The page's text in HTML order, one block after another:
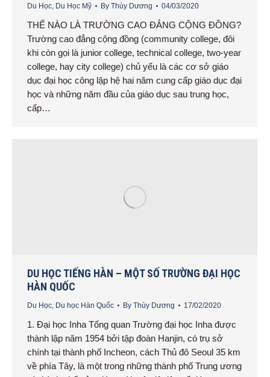
Du Học, Du Học Mỹ By Thùy Dương 04/03/2020
THẾ NÀO LÀ TRƯỜNG CAO ĐẲNG CỘNG ĐỒNG?
Trường cao đẳng cộng đồng (community college, đôi
khi còn gọi là junior college, technical college, two-year
college, hay city college) chủ yếu là các cơ sở giáo
dục đại học công lập hệ hai năm cung cấp giáo dục đại
học và những năm đầu của giáo dục sau trung học,
cấp…
DU HỌC TIẾNG HÀN – MỘT SỐ TRƯỜNG ĐẠI HỌC
HÀN QUỐC
Du Học, Du học Hàn Quốc By Thùy Dương 17/02/2020
1. Đại học Inha Tổng quan Trường đại học Inha được
thành lập năm 1954 bởi tập đoàn Hanjin, có trụ sở
chính tại thành phố Incheon, cách Thủ đô Seoul 35 km
về phía Tây, là một trong những thành phố Trung ương